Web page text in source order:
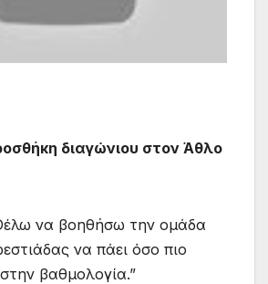
διαγώνιου στον Άθλο
να βοηθήσω την ομάδα
να πάει όσο πιο
βαθμολογία.”